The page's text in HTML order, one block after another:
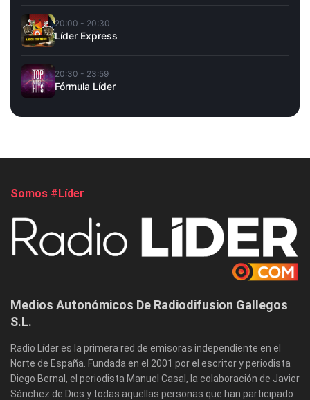
20:00 - 20:30
Líder Express
20:30 - 23:59
Fórmula Líder
Somos #Líder
Medios Autonómicos De Radiodifusion Gallegos
S.L.
Radio Líder es la primera red de emisoras independiente en el
Norte de España. Fundada en el 2001 por el escritor y periodista
Diego Bernal, el periodista Manuel Casal, la colaboración de Javier
Sánchez de Dios y todas aquellas personas que han participado